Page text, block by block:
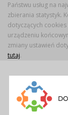
Państwu usług na
zbierania statystyk.
dotyczących
urządzeniu
zmiany ustawień
tutaj.